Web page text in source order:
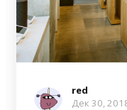
red
Дек 30,